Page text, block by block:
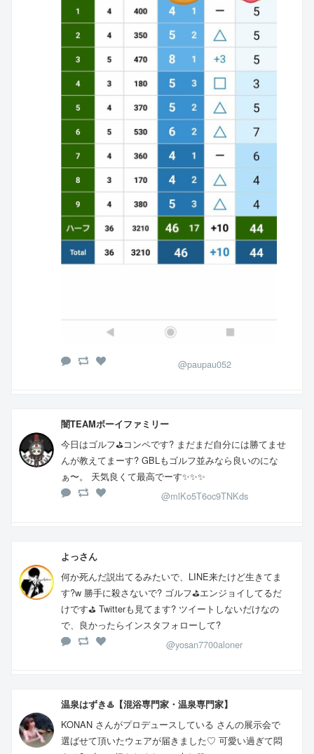
@paupau052
闇TEAMボーイファミリー
今日はゴルフ⛳️コンペです? まだまだ自分には勝てませ
んが教えてまーす? GBLもゴルフ並みなら良いのにな
ぁ〜。 天気良くて最高でーす✨✨✨
@mlKo5T6oc9TNKds
よっさん
何か死んだ説出てるみたいで、LINE来たけど生きてま
す?w 勝手に殺さないで? ゴルフ⛳️エンジョイしてるだ
けです⛳️ Twitterも見てます? ツイートしないだけなの
で、良かったらインスタフォローして?
@yosan7700aloner
温泉はずき♨️【混浴専門家・温泉専門家】
KONAN さんがプロデュースしている さんの展示会で
選ばせて頂いたウェアが届きました♡ 可愛い過ぎて悶